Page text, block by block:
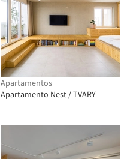
Apartamentos
Apartamento Nest / TVARY